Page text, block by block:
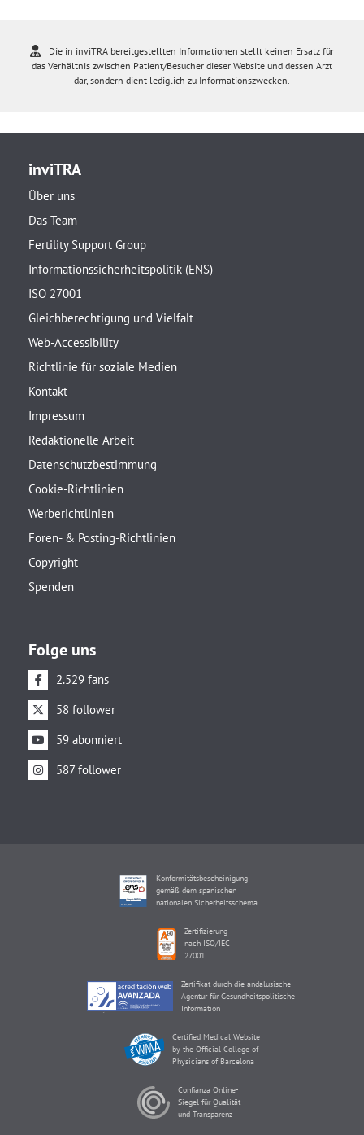
Die in inviTRA bereitgestellten Informationen stellt keinen Ersatz für
das Verhältnis zwischen Patient/Besucher dieser Website und dessen Arzt
dar, sondern dient lediglich zu Informationszwecken.
inviTRA
Über uns
Das Team
Fertility Support Group
Informationssicherheitspolitik (ENS)
ISO 27001
Gleichberechtigung und Vielfalt
Web-Accessibility
Richtlinie für soziale Medien
Kontakt
Impressum
Redaktionelle Arbeit
Datenschutzbestimmung
Cookie-Richtlinien
Werberichtlinien
Foren- & Posting-Richtlinien
Copyright
Spenden
Folge uns
2.529 fans
58 follower
59 abonniert
587 follower
Konformitätsbescheinigung
gemäß dem spanischen
nationalen Sicherheitsschema
Zertifizierung
nach ISO/IEC
27001
Zertifikat durch die andalusische
Agentur für Gesundheitspolitische
Information
Certified Medical Website
by the Official College of
Physicians of Barcelona
Confianza Online-
Siegel für Qualität
und Transparenz